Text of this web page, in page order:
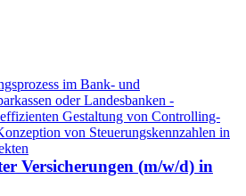
im Bank- und
oder Landesbanken -
Gestaltung von Controlling-
von Steuerungskennzahlen in
Versicherungen (m/w/d) in